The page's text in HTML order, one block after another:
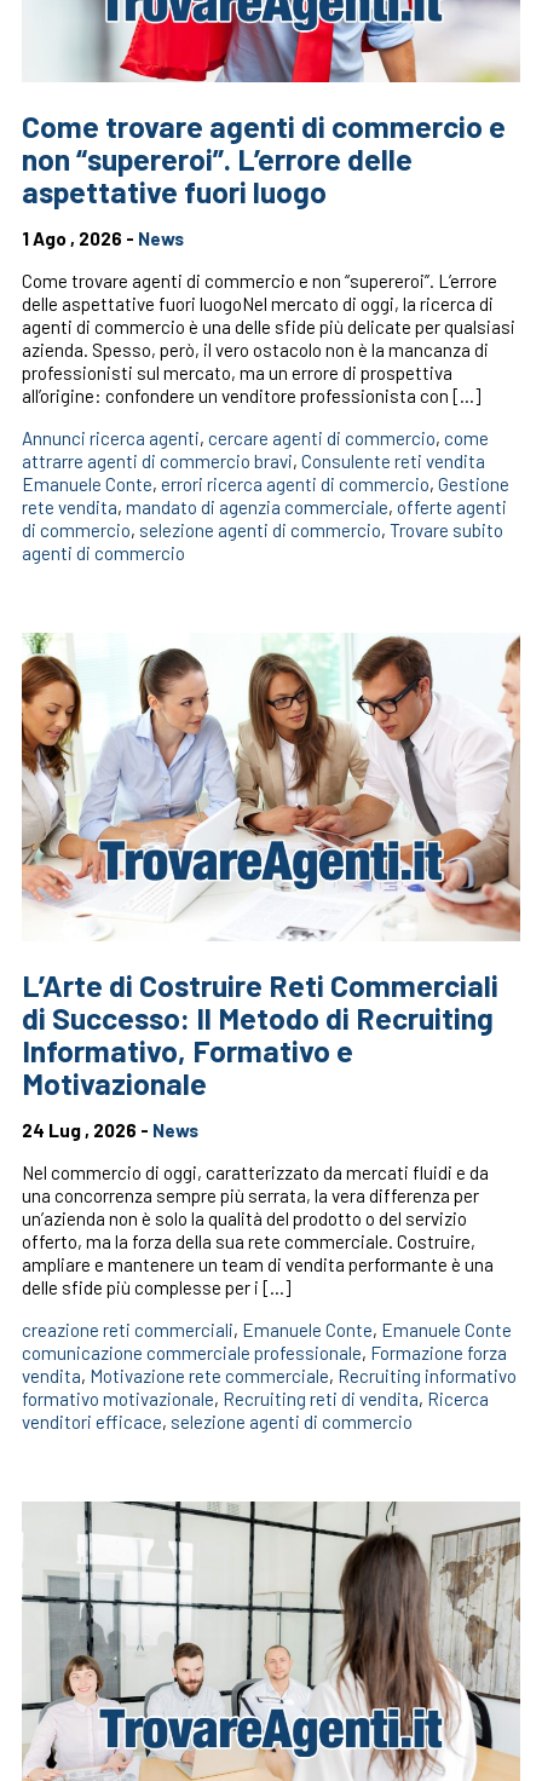
Come trovare agenti di commercio e
non “supereroi”. L’errore delle
aspettative fuori luogo
1 Ago , 2026 - News
Come trovare agenti di commercio e non “supereroi”. L’errore
delle aspettative fuori luogoNel mercato di oggi, la ricerca di
agenti di commercio è una delle sfide più delicate per qualsiasi
azienda. Spesso, però, il vero ostacolo non è la mancanza di
professionisti sul mercato, ma un errore di prospettiva
all’origine: confondere un venditore professionista con […]
Annunci ricerca agenti, cercare agenti di commercio, come
attrarre agenti di commercio bravi, Consulente reti vendita
Emanuele Conte, errori ricerca agenti di commercio, Gestione
rete vendita, mandato di agenzia commerciale, offerte agenti
di commercio, selezione agenti di commercio, Trovare subito
agenti di commercio
L’Arte di Costruire Reti Commerciali
di Successo: Il Metodo di Recruiting
Informativo, Formativo e
Motivazionale
24 Lug , 2026 - News
Nel commercio di oggi, caratterizzato da mercati fluidi e da
una concorrenza sempre più serrata, la vera differenza per
un’azienda non è solo la qualità del prodotto o del servizio
offerto, ma la forza della sua rete commerciale. Costruire,
ampliare e mantenere un team di vendita performante è una
delle sfide più complesse per i […]
creazione reti commerciali, Emanuele Conte, Emanuele Conte
comunicazione commerciale professionale, Formazione forza
vendita, Motivazione rete commerciale, Recruiting informativo
formativo motivazionale, Recruiting reti di vendita, Ricerca
venditori efficace, selezione agenti di commercio